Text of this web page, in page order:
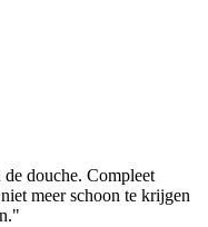
douche. Compleet
meer schoon te krijgen
"